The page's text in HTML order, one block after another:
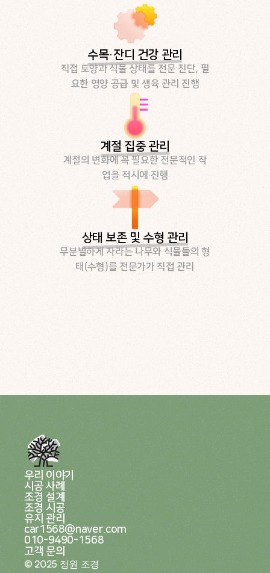
수목·잔디 건강 관리
직접 토양과 식물 상태를 전문 진단, 필
요한 영양 공급 및 생육 관리 진행
계절 집중 관리
계절의 변화에 꼭 필요한 전문적인 작
업을 적시에 진행
상태 보존 및 수형 관리
무분별하게 자라는 나무와 식물들의 형
태(수형)를 전문가가 직접 관리
우리 이야기
시공 사례
조경 설계
조경 시공
유지 관리
car1568@naver.com
010-9490-1568
고객 문의
© 2025 정원 조경